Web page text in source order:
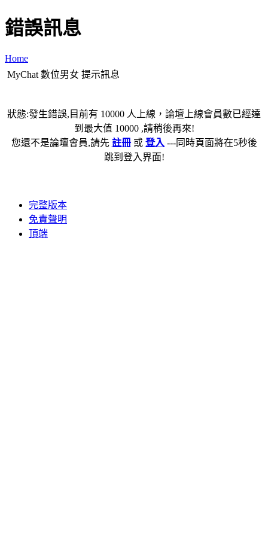
錯誤訊息
Home
MyChat 數位男女 提示訊息
狀態:發生錯誤,目前有 10000 人上線，論壇上線會員數已經達
到最大值 10000 ,請稍後再來!
您還不是論壇會員,請先 註冊或 登入 ---同時頁面將在5秒後
跳到登入界面!
完整版本
免責聲明
頂端